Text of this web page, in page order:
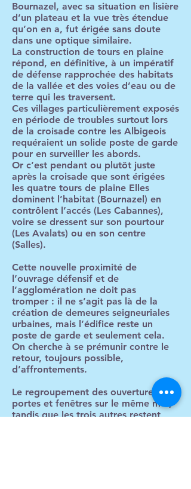
Bournazel, avec sa situation en lisière
d’un plateau et la vue très étendue
qu’on en a, fut érigée sans doute
dans une optique similaire.
La construction de tours en plaine
répond, en définitive, à un impératif
de défense rapprochée des habitats
de la vallée et des voies d’eau ou de
terre qui les traversent.
Ces villages particulièrement exposés
en période de troubles surtout lors
de la croisade contre les Albigeois
requéraient un solide poste de garde
pour en surveiller les abords.
Or c’est pendant ou plutôt juste
après la croisade que sont érigées
les quatre tours de plaine Elles
dominent l’habitat (Bournazel) en
contrôlent l’accés (Les Cabannes),
voire se dressent sur son pourtour
(Les Avalats) ou en son centre
(Salles).
Cette nouvelle proximité de
l’ouvrage défensif et de
l’agglomération ne doit pas
tromper : il ne s’agit pas là de la
création de demeures seigneuriales
urbaines, mais l’édifice reste un
poste de garde et seulement cela.
On cherche à se prémunir contre le
retour, toujours possible,
d’affrontements.
Le regroupement des ouvertures,
portes et fenêtres sur le même mur,
tandis que les trois autres restent